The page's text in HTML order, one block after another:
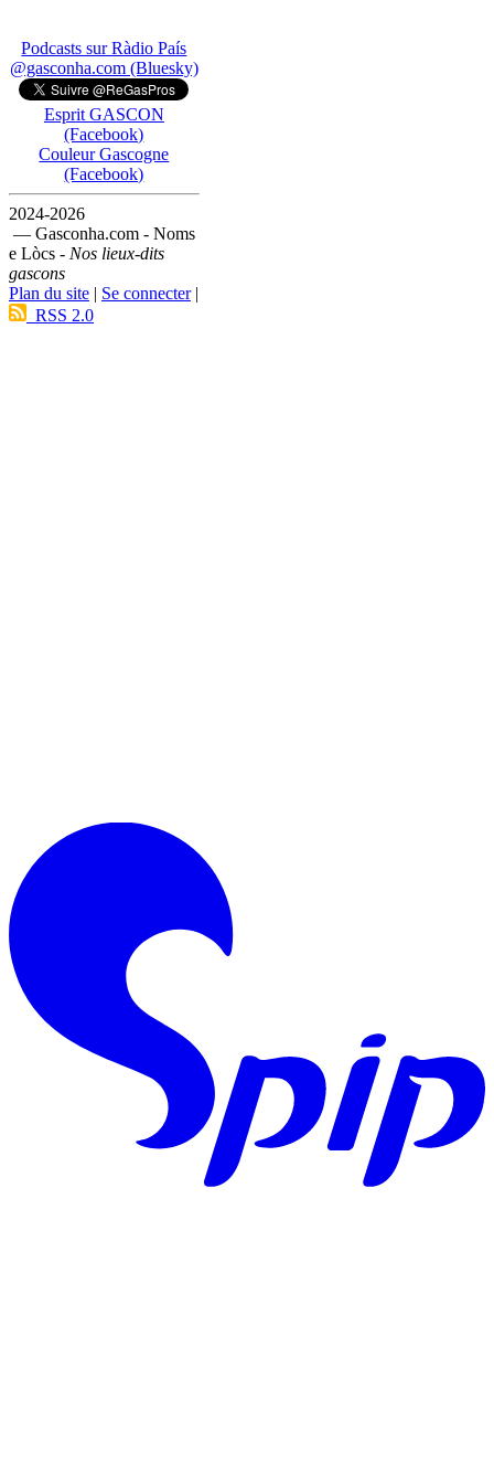
Podcasts sur Ràdio País
@gasconha.com (Bluesky)
Esprit GASCON
(Facebook)
Couleur Gascogne
(Facebook)
2024-2026
— Gasconha.com - Noms
e Lòcs - Nos lieux-dits
gascons
Plan du site | Se connecter|
RSS 2.0